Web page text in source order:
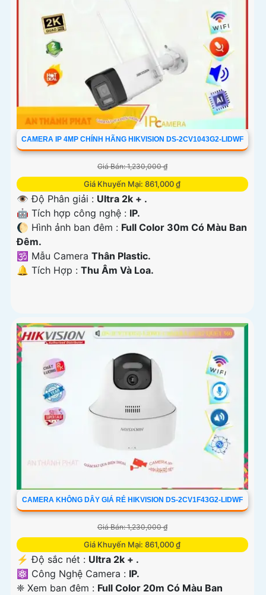
CAMERA IP 4MP CHÍNH HÃNG HIKVISION DS-2CV1043G2-LIDWF
Giá Bán: 1,230,000 ₫
Giá Khuyến Mại: 861,000 ₫
👁 Độ Phân giải : Ultra 2k + .
🤖️ Tích hợp công nghệ : IP.
🌔 Hình ảnh ban đêm : Full Color 30m Có Màu Ban
Ðêm.
🕉️ Mẫu Camera Thân Plastic.
️🔔 Tích Hợp : Thu Âm Và Loa.
CAMERA KHÔNG DÂY GIÁ RẺ HIKVISION DS-2CV1F43G2-LIDWF
Giá Bán: 1,230,000 ₫
Giá Khuyến Mại: 861,000 ₫
️⚡ Độ sắc nét : Ultra 2k + .
⚛️ Công Nghệ Camera : IP.
❈ Xem ban đêm : Full Color 20m Có Màu Ban